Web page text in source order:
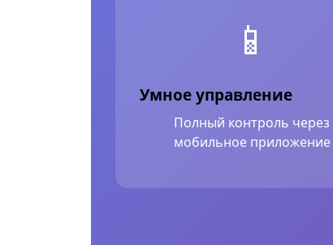
📱
Умное управление
Полный контроль через
мобильное приложение